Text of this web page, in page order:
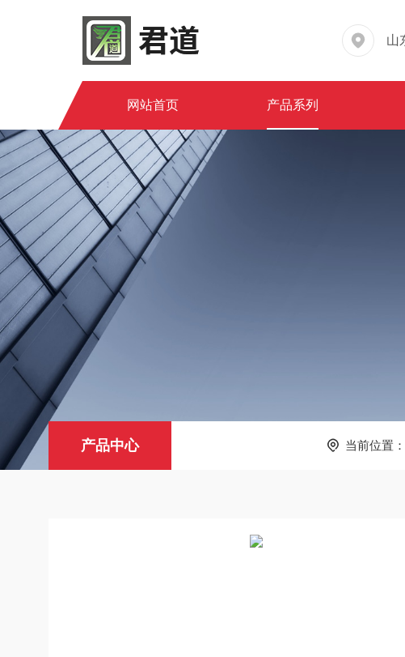
网站首页 产品系列
产品中心 当前位置：